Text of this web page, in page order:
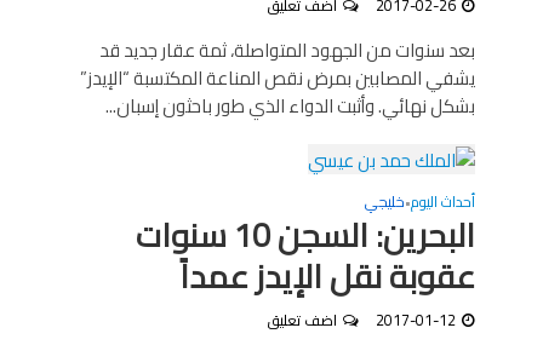
بعد سنوات من الجهود المتواصلة، ثمة عقار جديد قد
يشفي المصابين بمرض نقص المناعة المكتسبة “الإيدز”
بشكل نهائي. وأثبت الدواء الذي طور باحثون إسبان...
أحداث اليوم•خليجي
البحرين: السجن 10 سنوات
عقوبة نقل الإيدز عمداً
2017-01-12 اضف تعليق